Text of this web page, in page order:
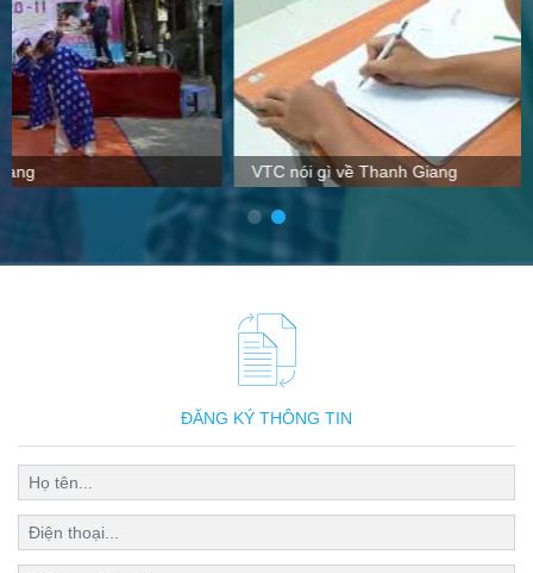
VTC nói gì về Thanh Giang
ĐĂNG KÝ THÔNG TIN